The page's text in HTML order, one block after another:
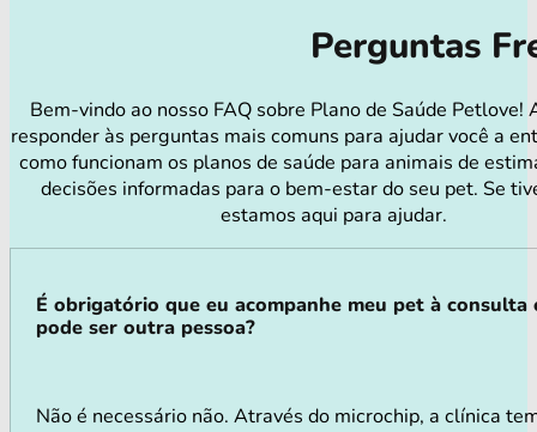
Perguntas
Bem-vindo ao nosso FAQ sobre Plano de Saúde Petlove!
responder às perguntas mais comuns para ajudar você a
como funcionam os planos de saúde para animais de
decisões informadas para o bem-estar do seu pet. Se
estamos aqui para ajudar.
É obrigatório que eu acompanhe meu pet à consulta
pode ser outra pessoa?
Não é necessário não. Através do microchip, a clínica